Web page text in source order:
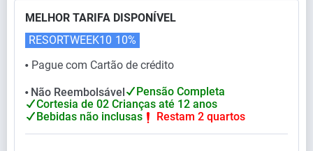
MELHOR TARIFA DISPONÍVEL
⬤ Pague com Cartão de crédito
RESORTWEEK10 10%
⬤ Não Reembolsável
Pensão Completa
Cortesia de 02 Crianças até 12 anos
Bebidas não inclusas
Restam 2 quartos